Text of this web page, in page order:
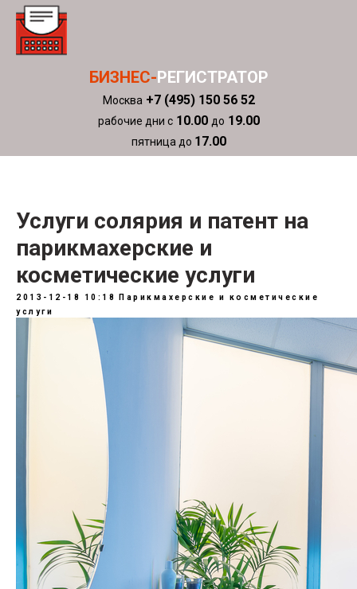
БИЗНЕС-РЕГИСТРАТОР
Москва +7 (495) 150 56 52
рабочие дни с 10.00 до 19.00
пятница до 17.00
Услуги солярия и патент на
парикмахерские и
косметические услуги
2013-12-18 10:18
Парикмахерские и косметические
услуги